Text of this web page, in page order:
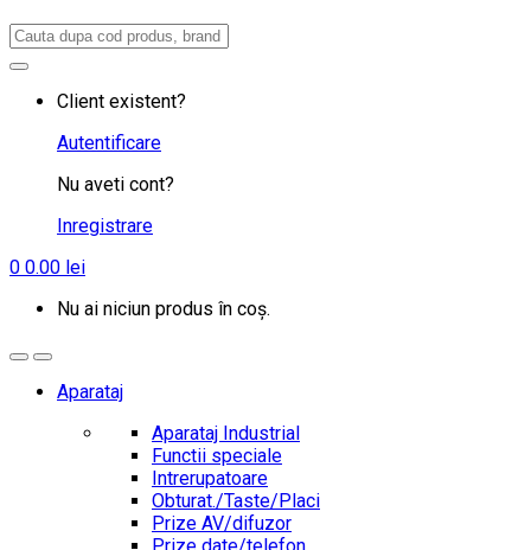
Search
Client existent?
Autentificare
Nu aveti cont?
Inregistrare
0 0.00 lei
Nu ai niciun produs în coș.
Aparataj
Aparataj Industrial
Functii speciale
Intrerupatoare
Obturat./Taste/Placi
Prize AV/difuzor